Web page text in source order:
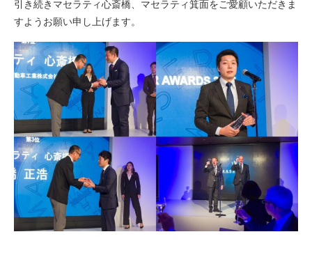
引き続きマセラティ心斎橋、マセラティ箕面をご愛顧いただきま
すようお願い申し上げます。